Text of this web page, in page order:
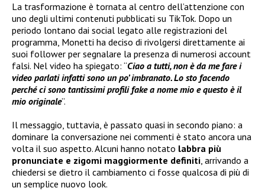
La trasformazione è tornata al centro dell’attenzione con
uno degli ultimi contenuti pubblicati su TikTok. Dopo un
periodo lontano dai social legato alle registrazioni del
programma, Monetti ha deciso di rivolgersi direttamente ai
suoi follower per segnalare la presenza di numerosi account
falsi. Nel video ha spiegato: “Ciao a tutti, non è da me fare i
video parlati infatti sono un po’ imbranato. Lo sto facendo
perché ci sono tantissimi profili fake a nome mio e questo è il
mio originale”.
Il messaggio, tuttavia, è passato quasi in secondo piano: a
dominare la conversazione nei commenti è stato ancora una
volta il suo aspetto. Alcuni hanno notato labbra più
pronunciate e zigomi maggiormente definiti, arrivando a
chiedersi se dietro il cambiamento ci fosse qualcosa di più di
un semplice nuovo look.